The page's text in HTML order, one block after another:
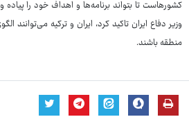
کشورهاست تا بتواند برنامه‌ها و اهداف خود را
وزیر دفاع ایران تاکید کرد، ایران و ترکیه می‌توانند
منطقه باشند.